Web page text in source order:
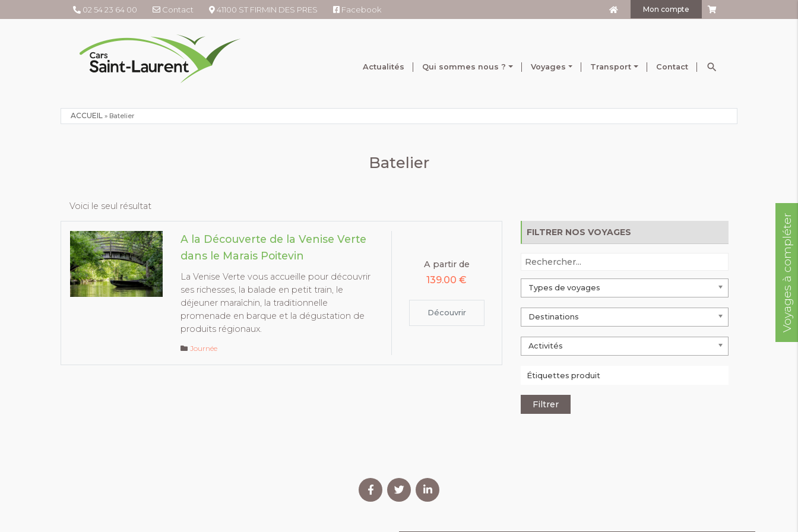
02 54 23 64 00 Contact 41100 ST FIRMIN DES PRES Facebook Mon compte
Actualités Qui sommes nous ? Voyages Transport Contact search
ACCUEIL » Batelier
Batelier
Voici le seul résultat
A la Découverte de la Venise Verte
dans le Marais Poitevin
La Venise Verte vous accueille pour découvrir
ses richesses, la balade en petit train, le
déjeuner maraîchin, la traditionnelle
promenade en barque et la dégustation de
produits régionaux.
Journée
A partir de
139.00 €
Découvrir
FILTRER NOS VOYAGES
Types de voyages
Destinations
Activités
Voyages à compléter